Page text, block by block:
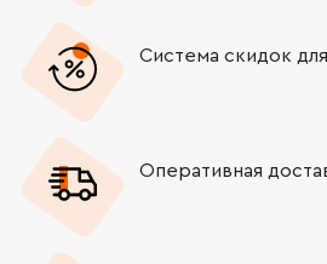
Система скидок
Оперативная